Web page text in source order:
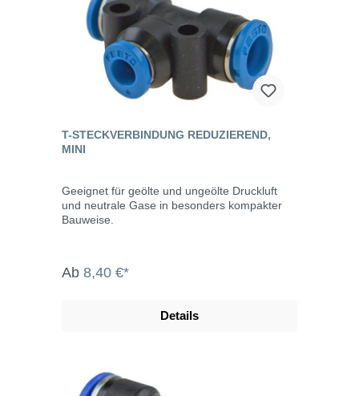
T-STECKVERBINDUNG REDUZIEREND,
MINI
Geeignet für geölte und ungeölte Druckluft
und neutrale Gase in besonders kompakter
Bauweise.
Ab 8,40 €*
Details